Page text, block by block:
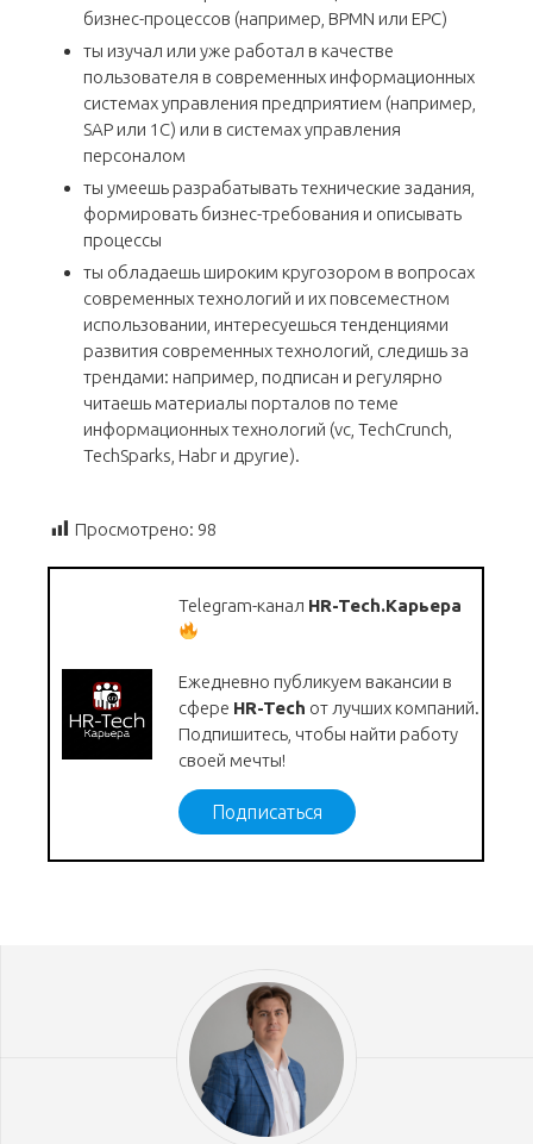
бизнес-процессов (например, BPMN или EPC)
ты изучал или уже работал в качестве
пользователя в современных информационных
системах управления предприятием (например,
SAP или 1С) или в системах управления
персоналом
ты умеешь разрабатывать технические задания,
формировать бизнес-требования и описывать
процессы
ты обладаешь широким кругозором в вопросах
современных технологий и их повсеместном
использовании, интересуешься тенденциями
развития современных технологий, следишь за
трендами: например, подписан и регулярно
читаешь материалы порталов по теме
информационных технологий (vc, TechCrunch,
TechSparks, Habr и другие).
Просмотрено: 98
Telegram-канал HR-Tech.Карьера
Ежедневно публикуем вакансии в
сфере HR-Tech от лучших компаний.
Подпишитесь, чтобы найти работу
своей мечты!
Подписаться